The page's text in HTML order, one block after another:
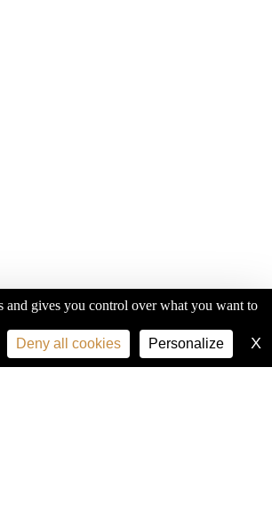
and gives you control over what you want to
Deny all cookies Personalize X